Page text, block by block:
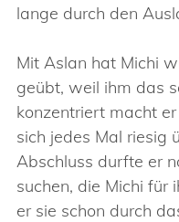
lange durch den
Mit Aslan hat Michi
geübt, weil ihm das
konzentriert macht
sich jedes Mal riesig
Abschluss durfte er
suchen, die Michi für
er sie schon durch